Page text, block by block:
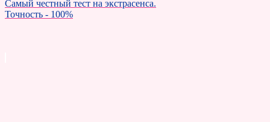
Самый честный тест на экстрасенса.
Точность - 100%